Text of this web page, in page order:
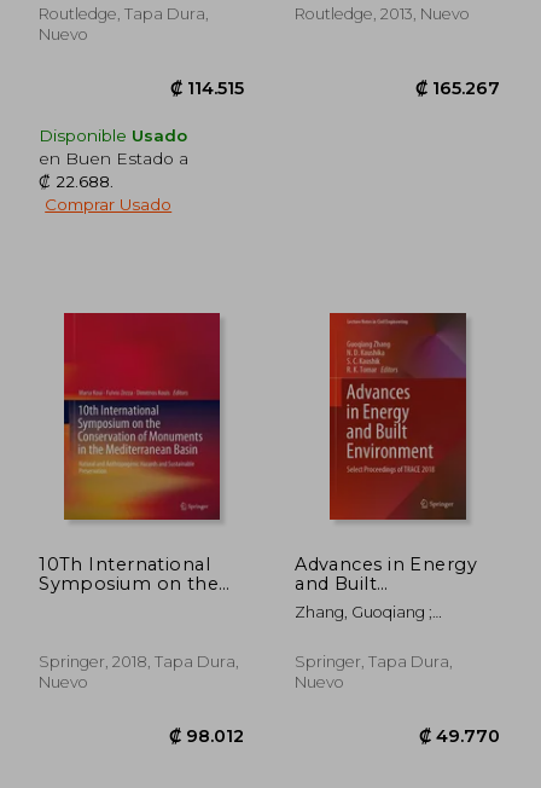
Routledge, Tapa Dura,
Nuevo
Disponible Usado
en Buen Estado a
₡ 22.688
Comprar Usado
countries (en Inglés)
Routledge, 2013, Nuevo
10Th International
Symposium on the
Natural and
Anthropogenic
Preservation (en
Springer, 2018, Tapa Dura,
Nuevo
Advances in Energy
and Built
Environment: Select
Proceedings of Trace
Zhang, Guoqiang ;
C.
Springer, Tapa Dura,
Nuevo